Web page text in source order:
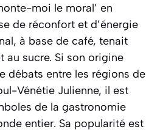
moi le moral’ en
de réconfort et d’énergie
à base de café, tenait
au sucre. Si son origine
débats entre les régions de
Vénétie Julienne, il est
de la gastronomie
entier. Sa popularité est